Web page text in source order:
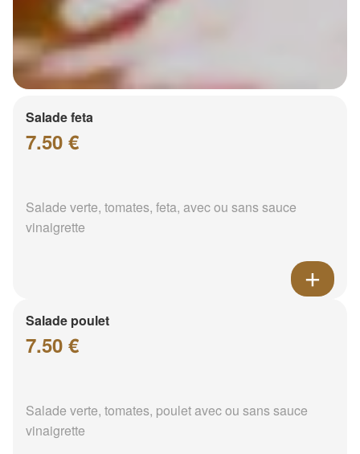
Salade feta
7.50 €
Salade verte, tomates, feta, avec ou sans sauce
vinaigrette
Salade poulet
7.50 €
Salade verte, tomates, poulet avec ou sans sauce
vinaigrette